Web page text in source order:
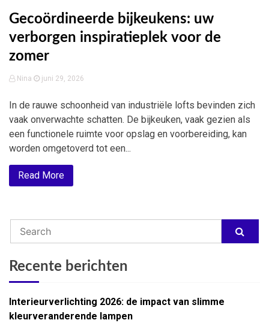
Gecoördineerde bijkeukens: uw
verborgen inspiratieplek voor de
zomer
Nina juni 29, 2026
In de rauwe schoonheid van industriële lofts bevinden zich
vaak onverwachte schatten. De bijkeuken, vaak gezien als
een functionele ruimte voor opslag en voorbereiding, kan
worden omgetoverd tot een...
Read More
Recente berichten
Interieurverlichting 2026: de impact van slimme
kleurveranderende lampen